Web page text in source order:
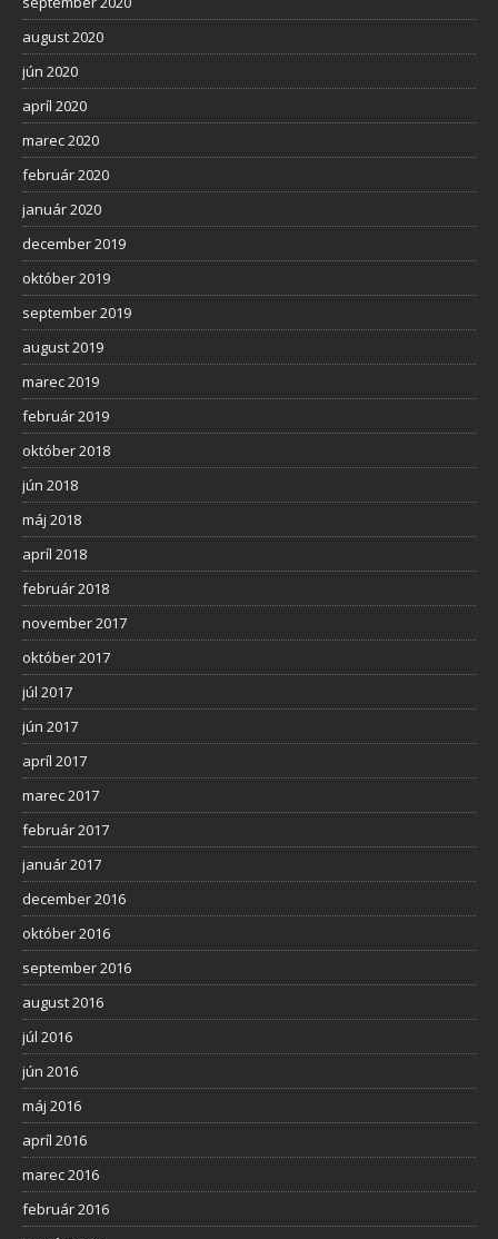
august 2020
jún 2020
apríl 2020
marec 2020
február 2020
január 2020
december 2019
október 2019
september 2019
august 2019
marec 2019
február 2019
október 2018
jún 2018
máj 2018
apríl 2018
február 2018
november 2017
október 2017
júl 2017
jún 2017
apríl 2017
marec 2017
február 2017
január 2017
december 2016
október 2016
september 2016
august 2016
júl 2016
jún 2016
máj 2016
apríl 2016
marec 2016
február 2016